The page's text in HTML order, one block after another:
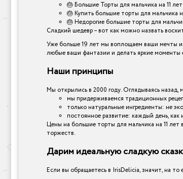
🎂 Большие Торты для мальчика на 11
🎂 Купить большие торты для мальчика
🎂 Недорогие большие торты для
Сладкий шедевр – вот как можно назвать
Уже больше 19 лет мы воплощаем ваши мечты и
любые ваши фантазии и делать яркие моменты
Наши принципы
Мы открылись в 2000 году. Оглядываясь
мы придерживаемся традиционных
только натуральные ингредиенты: не
постоянное развитие: каждый день,
Цены на большие торты для мальчика на 11
торжеств.
Дарим идеальную сладкую
Если вы обращаетесь в IrisDelicia, значит, на